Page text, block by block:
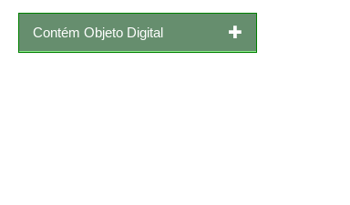
Contém Objeto Digital